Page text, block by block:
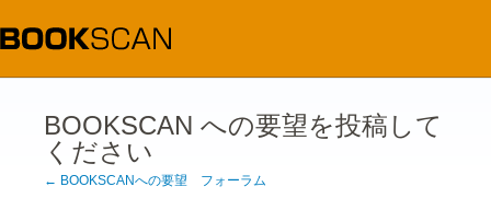
コ
ン
テ
BOOKSCAN への要望を投稿して
ください
← BOOKSCANへの要望 フォーラム